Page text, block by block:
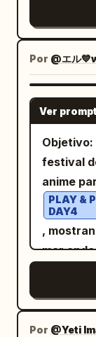
arco-íris
vivas,
Painel 7:
up the
mais
cercado
floresta
filhote
pequeno
arco
Legenda
laughs
dances
uma
palavra-
módulos
forma
em branco. Use cores
arte de
ou
texto do
com
topo (0-
na parte
lua,
mística e
reflexos
fundo
azul-
um
brilhante
brilhos,
ondas musicais.
bela
cima,
em
cabelos
lateral
pelo
blush
boca
Por @エル
Ver
festival
anime
PLAY &
DAY4
,
mar
de
com o
Por @Yeti